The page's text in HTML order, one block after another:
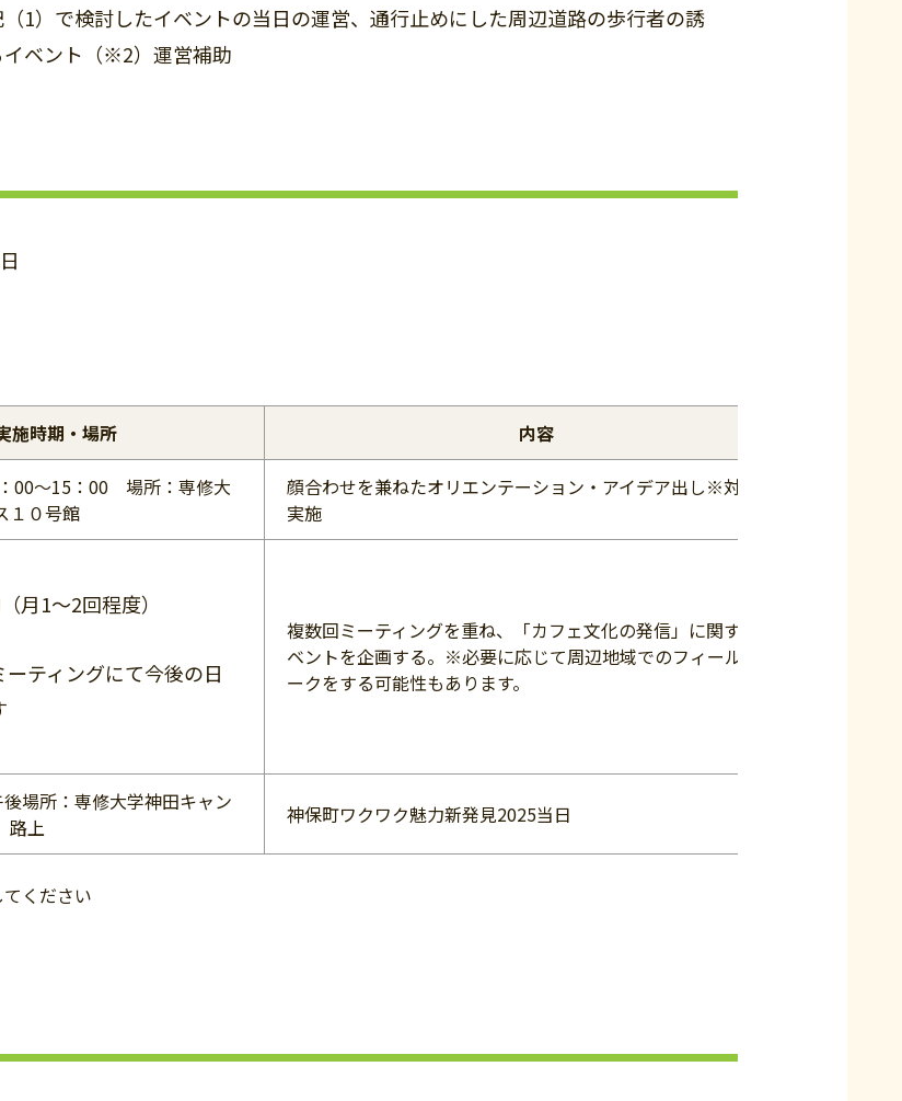
検討したイベントの当日の運営、通行止めにした周辺道路の歩行者の誘
ベント（※2）運営補助
施時期・場所 内容
00～15：00 場所：専修大
１０号館
顔合わせを兼ねたオリエンテーション・アイデア出し※対面で
実施
月1～2回程度）
ティングにて今後の日
複数回ミーティングを重ね、「カフェ文化の発信」に関するイ
ベントを企画する。※必要に応じて周辺地域でのフィールドワ
ークをする可能性もあります。
場所：専修大学神田キャン
路上
神保町ワクワク魅力新発見2025当日
ください